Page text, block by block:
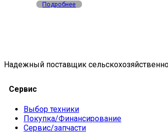
Подробнее
Надежный поставщик
Сервис
Выбор техники
Покупка/Финансирование
Сервис/запчасти